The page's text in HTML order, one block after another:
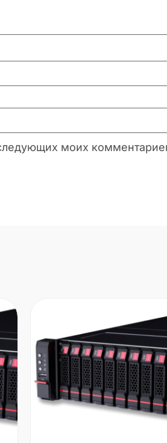
моих